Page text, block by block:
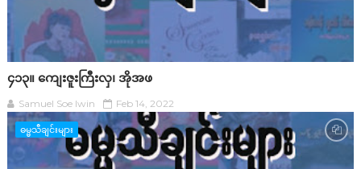
၄၁၃။ ကျေးဇူးကြီးလှ၊ အိုအဖ
Samuel Soe lwin Feb 14, 2022
ဓမ္မသီချင်းများ